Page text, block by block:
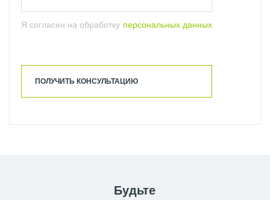
Я согласен на обработку персональных данных
ПОЛУЧИТЬ КОНСУЛЬТАЦИЮ
Будьте